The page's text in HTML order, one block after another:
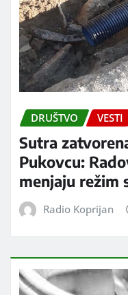
DRUŠTVO VESTI
Sutra
Pukovcu:
menjaju režim
Radio Koprijan